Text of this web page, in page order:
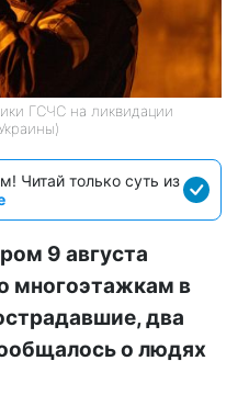
ГСЧС на ликвидации
Читай только суть из
9 августа
многоэтажкам в
два
о людях